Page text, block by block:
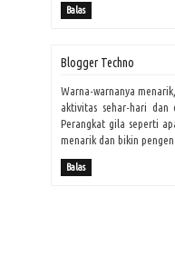
Balas
Blogger Techno
Warna-warnanya
aktivitas sehar-hari dan
Perangkat gila seperti
menarik dan bikin
Balas